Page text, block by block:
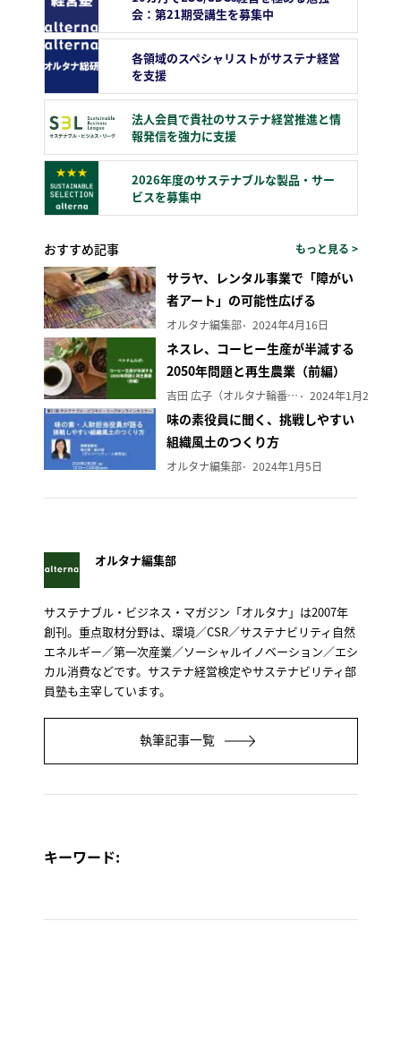
会：第21期受講生を募集中
各領域のスペシャリストがサステナ経営
を支援
法人会員で貴社のサステナ経営推進と情
報発信を強力に支援
2026年度のサステナブルな製品・サー
ビスを募集中
おすすめ記事 もっと見る >
サラヤ、レンタル事業で「障がい
者アート」の可能性広げる
オルタナ編集部 2024年4月16日
ネスレ、コーヒー生産が半減する
2050年問題と再生農業（前編）
吉田 広子（オルタナ輪番編集長） 2024年1月29日
味の素役員に聞く、挑戦しやすい
組織風土のつくり方
オルタナ編集部 2024年1月5日
オルタナ編集部
サステナブル・ビジネス・マガジン「オルタナ」は2007年
創刊。重点取材分野は、環境／CSR／サステナビリティ自然
エネルギー／第一次産業／ソーシャルイノベーション／エシ
カル消費などです。サステナ経営検定やサステナビリティ部
員塾も主宰しています。
執筆記事一覧
キーワード: